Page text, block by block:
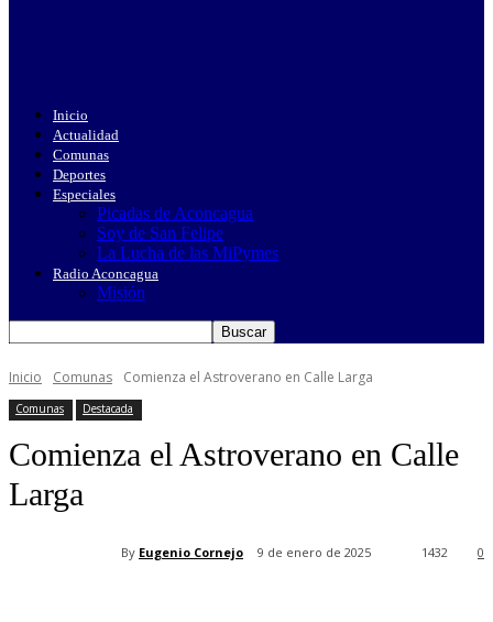
Inicio
Actualidad
Comunas
Deportes
Especiales
Picadas de Aconcagua
Soy de San Felipe
La Lucha de las MiPymes
Radio Aconcagua
Misión
Inicio Comunas Comienza el Astroverano en Calle Larga
Comunas Destacada
Comienza el Astroverano en Calle
Larga
By Eugenio Cornejo 9 de enero de 2025 0
1432